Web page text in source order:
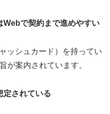
で契約まで進めやすい
ッシュカード）を持ってい
が案内されています。
されている